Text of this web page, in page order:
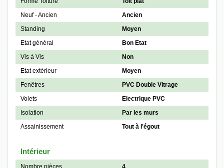
Neuf - Ancien
Ancien
Standing
Moyen
Etat général
Bon Etat
Vis à Vis
Non
Etat extérieur
Moyen
Fenêtres
PVC Double Vitrage
Volets
Electrique PVC
Isolation
Par les murs
Assainissement
Tout à l'égout
Intérieur